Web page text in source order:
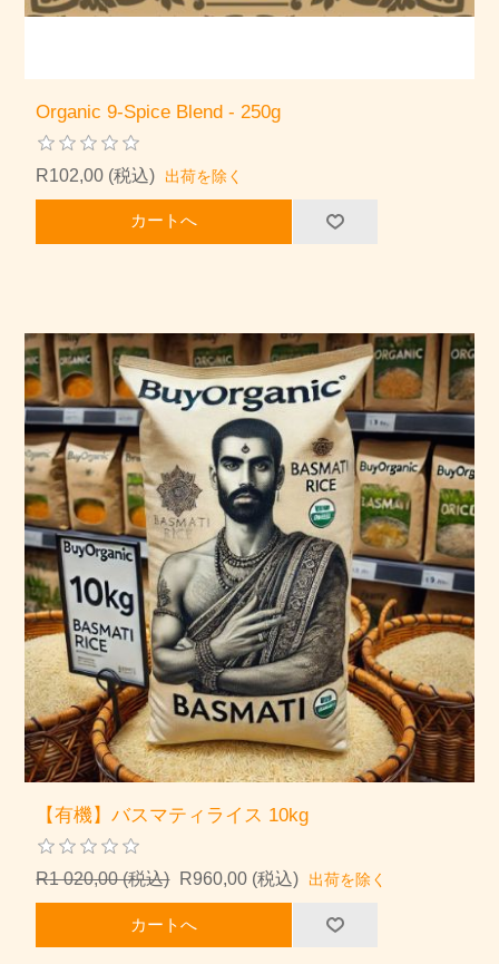
Organic 9-Spice Blend - 250g
R102,00 (税込) 出荷を除く
カートへ
【有機】バスマティライス 10kg
R1 020,00 (税込) R960,00 (税込) 出荷を除く
カートへ